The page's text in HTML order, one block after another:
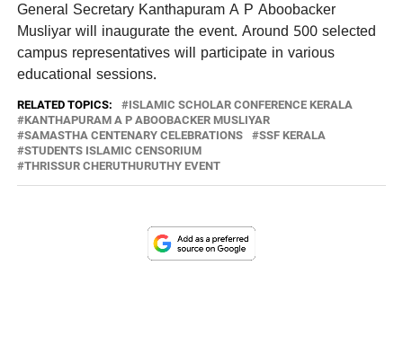
General Secretary Kanthapuram A P Aboobacker
Musliyar will inaugurate the event. Around 500 selected
campus representatives will participate in various
educational sessions.
RELATED TOPICS:
ISLAMIC SCHOLAR CONFERENCE KERALA
KANTHAPURAM A P ABOOBACKER MUSLIYAR
SAMASTHA CENTENARY CELEBRATIONS
SSF KERALA
STUDENTS ISLAMIC CENSORIUM
THRISSUR CHERUTHURUTHY EVENT